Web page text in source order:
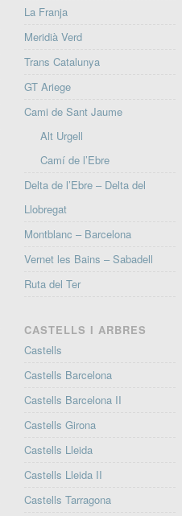
La Franja
Meridià Verd
Trans Catalunya
GT Ariege
Cami de Sant Jaume
Alt Urgell
Camí de l’Ebre
Delta de l’Ebre – Delta del
Llobregat
Montblanc – Barcelona
Vernet les Bains – Sabadell
Ruta del Ter
CASTELLS I ARBRES
Castells
Castells Barcelona
Castells Barcelona II
Castells Girona
Castells Lleida
Castells Lleida II
Castells Tarragona